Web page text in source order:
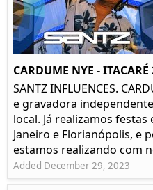
CARDUME NYE -
SANTZ INFLUENCES.
e gravadora
local. Já realizamos festas
Janeiro e Florianópolis, e
estamos realizando com
Added December 29, 2023